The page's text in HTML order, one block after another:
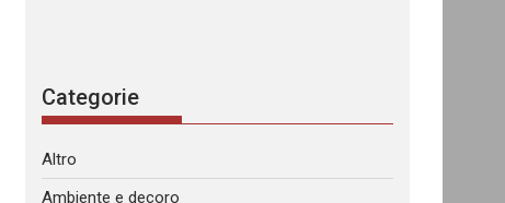
Categorie
Altro
Ambiente e decoro